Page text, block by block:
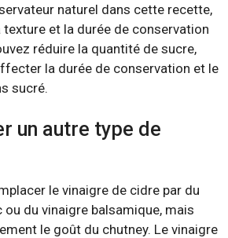
naturel dans cette recette,
et la durée de conservation
réduire la quantité de sucre,
la durée de conservation et le
sucré.
un autre type de
le vinaigre de cidre par du
ou du vinaigre balsamique, mais
le goût du chutney. Le vinaigre